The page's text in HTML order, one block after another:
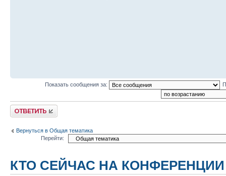
Показать сообщения за:
Ответить
Вернуться в Общая тематика
Перейти:
КТО СЕЙЧАС НА КОНФЕРЕНЦИИ